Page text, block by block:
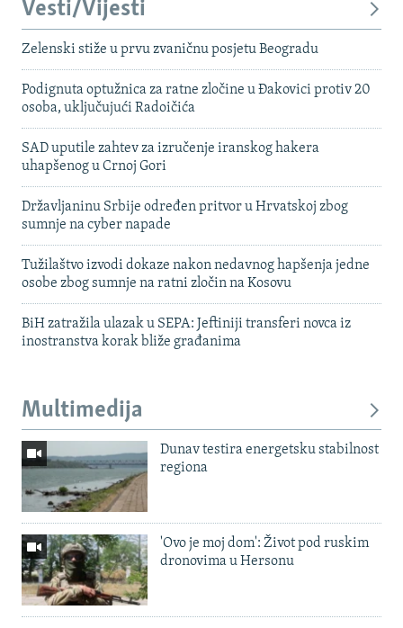
Vesti/Vijesti
Zelenski stiže u prvu zvaničnu posjetu Beogradu
Podignuta optužnica za ratne zločine u Đakovici protiv 20
osoba, uključujući Radoičića
SAD uputile zahtev za izručenje iranskog hakera
uhapšenog u Crnoj Gori
Državljaninu Srbije određen pritvor u Hrvatskoj zbog
sumnje na cyber napade
Tužilaštvo izvodi dokaze nakon nedavnog hapšenja jedne
osobe zbog sumnje na ratni zločin na Kosovu
BiH zatražila ulazak u SEPA: Jeftiniji transferi novca iz
inostranstva korak bliže građanima
Multimedija
Dunav testira energetsku stabilnost
regiona
'Ovo je moj dom': Život pod ruskim
dronovima u Hersonu